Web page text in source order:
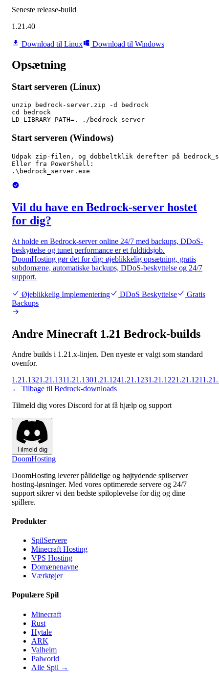
Seneste release-build
1.21.40
Download til Linux Download til Windows
Opsætning
Start serveren (Linux)
unzip bedrock-server.zip -d bedrock
cd bedrock
LD_LIBRARY_PATH=. ./bedrock_server
Start serveren (Windows)
Udpak zip-filen, og dobbeltklik derefter på
Eller fra PowerShell:
.\bedrock_server.exe
Vil du have en Bedrock-server hostet
for dig?
At holde en Bedrock-server online 24/7 med backups, DDoS-
beskyttelse og tunet performance er et fuldtidsjob.
DoomHosting gør det for dig: øjeblikkelig opsætning, gratis
subdomæne, automatiske backups, DDoS-beskyttelse og 24/7
support.
Øjeblikkelig Implementering DDoS Beskyttelse
Gratis
Backups
Andre Minecraft 1.21 Bedrock-builds
Andre builds i 1.21.x-linjen. Den nyeste er valgt som standard
ovenfor.
1.21.1321.21.1311.21.1301.21.1241.21.1231.21.1221.21.121
← Tilbage til Bedrock-downloads
Tilmeld dig vores Discord for at få hjælp og support
Tilmeld dig
DoomHosting
DoomHosting leverer pålidelige og højtydende spilserver
hosting-løsninger. Med vores optimerede servere og 24/7
support sikrer vi den bedste spiloplevelse for dig og dine
spillere.
Produkter
SpilServere
Minecraft Hosting
VPS Hosting
Domænenavne
Værktøjer
Populære Spil
Minecraft
Rust
Hytale
ARK
Valheim
Palworld
Alle Spil →